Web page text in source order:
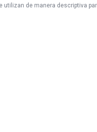
de manera descriptiva